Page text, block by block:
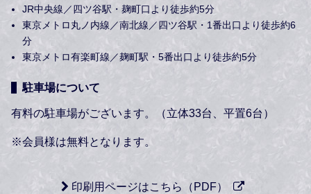
JR中央線／四ツ谷駅・麹町口より徒歩約5分
東京メトロ丸ノ内線／南北線／四ツ谷駅・1番出口より徒歩約6
分
東京メトロ有楽町線／麹町駅・5番出口より徒歩約5分
駐車場について
有料の駐車場がございます。（立体33台、平置6台）
※会員様は無料となります。
印刷用ページはこちら（PDF）